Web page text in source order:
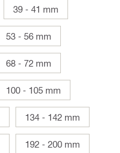
39 - 41 mm
53 - 56 mm
68 - 72 mm
100 - 105 mm
134 - 142 mm
192 - 200 mm